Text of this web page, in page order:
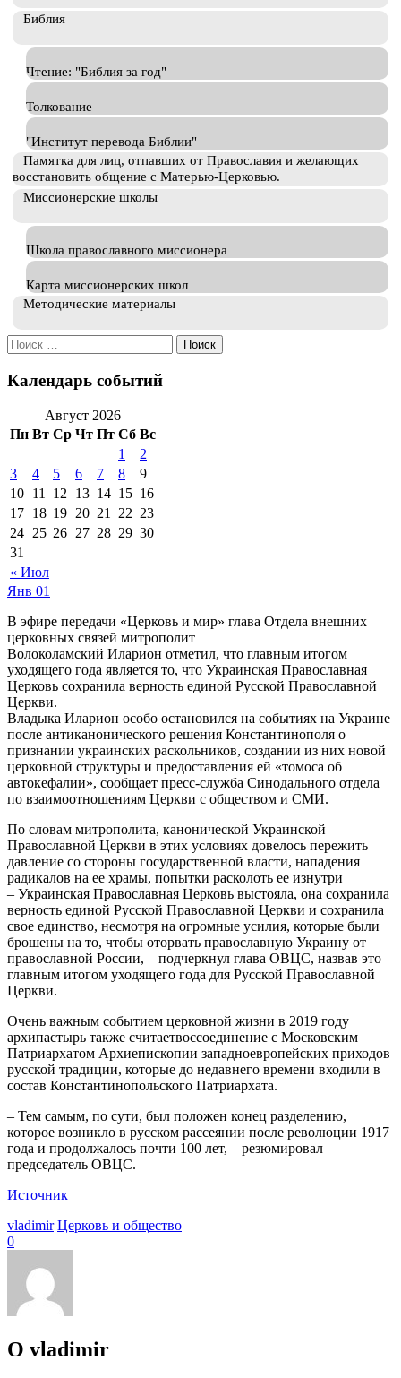
Библия
Чтение: "Библия за год"
Толкование
"Институт перевода Библии"
Памятка для лиц, отпавших от Православия и желающих
восстановить общение с Матерью-Церковью.
Миссионерские школы
Школа православного миссионера
Карта миссионерских школ
Методические материалы
Искать:
Календарь событий
Август 2026
Пн Вт Ср Чт Пт Сб Вс
« Июл
1
2
3
4 5 6 7 8
9
10 11 12 13 14 15 16
17 18 19 20 21 22 23
24 25 26 27 28 29 30
31
Янв 01
В эфире передачи «Церковь и мир» глава Отдела внешних
церковных связей митрополит
Волоколамский Иларион отметил, что главным итогом
уходящего года является то, что Украинская Православная
Церковь сохранила верность единой Русской Православной
Церкви.
Владыка Иларион особо остановился на событиях на Украине
после антиканонического решения Константинополя о
признании украинских раскольников, создании из них новой
церковной структуры и предоставления ей «томоса об
автокефалии», сообщает пресс-служба Синодального отдела
по взаимоотношениям Церкви с обществом и СМИ.
По словам митрополита, канонической Украинской
Православной Церкви в этих условиях довелось пережить
давление со стороны государственной власти, нападения
радикалов на ее храмы, попытки расколоть ее изнутри
– Украинская Православная Церковь выстояла, она сохранила
верность единой Русской Православной Церкви и сохранила
свое единство, несмотря на огромные усилия, которые были
брошены на то, чтобы оторвать православную Украину от
православной России, – подчеркнул глава ОВЦС, назвав это
главным итогом уходящего года для Русской Православной
Церкви.
Очень важным событием церковной жизни в 2019 году
архипастырь также считаетвоссоединение с Московским
Патриархатом Архиепископии западноевропейских приходов
русской традиции, которые до недавнего времени входили в
состав Константинопольского Патриархата.
– Тем самым, по сути, был положен конец разделению,
которое возникло в русском рассеянии после революции 1917
года и продолжалось почти 100 лет, – резюмировал
председатель ОВЦС.
Источник
vladimir Церковь и общество
0
О vladimir